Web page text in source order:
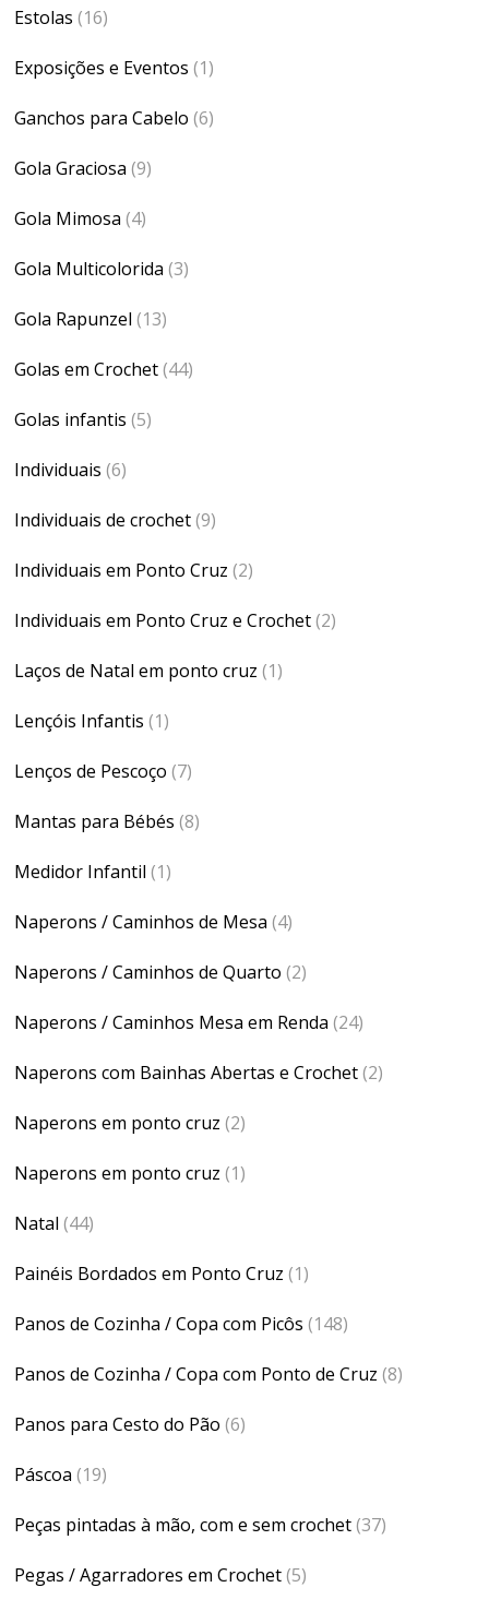
Estolas (16)
Exposições e Eventos (1)
Ganchos para Cabelo (6)
Gola Graciosa (9)
Gola Mimosa (4)
Gola Multicolorida (3)
Gola Rapunzel (13)
Golas em Crochet(44)
Golas infantis (5)
Individuais (6)
Individuais de crochet(9)
Individuais em Ponto Cruz (2)
Individuais em Ponto Cruz e Crochet(2)
Laços de Natal em ponto cruz (1)
Lençóis Infantis (1)
Lenços de Pescoço (7)
Mantas para Bébés (8)
Medidor Infantil (1)
Naperons / Caminhos de Mesa (4)
Naperons / Caminhos de Quarto (2)
Naperons / Caminhos Mesa em Renda (24)
Naperons com Bainhas Abertas e Crochet(2)
Naperons em ponto cruz (2)
Naperons em ponto cruz (1)
Natal (44)
Painéis Bordados em Ponto Cruz (1)
Panos de Cozinha / Copa com Picôs (148)
Panos de Cozinha / Copa com Ponto de Cruz (8)
Panos para Cesto do Pão (6)
Páscoa (19)
Peças pintadas à mão, com e sem crochet(37)
Pegas / Agarradores em Crochet(5)